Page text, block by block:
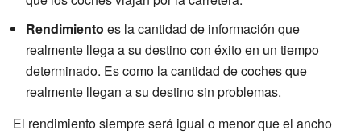
Rendimiento es la cantidad de información que
realmente llega a su destino con éxito en un tiempo
determinado. Es como la cantidad de coches que
realmente llegan a su destino sin problemas.
El rendimiento siempre será igual o menor que el ancho